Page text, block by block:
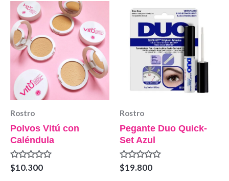
Rostro
Polvos Vitú con
Caléndula
Valorado
en
$10.300
Rostro
Pegante Duo Quick-
Set Azul
Valorado
en
$19.800